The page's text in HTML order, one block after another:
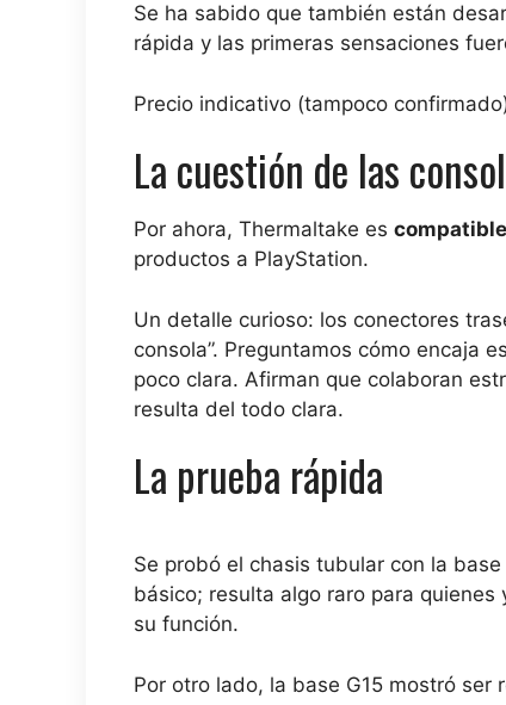
Se ha sabido que también están
rápida y las primeras sensaciones
Precio indicativo (tampoco
La cuestión de las
Por ahora, Thermaltake es
productos a PlayStation.
Un detalle curioso: los conectores
consola”. Preguntamos cómo encaja
poco clara. Afirman que colaboran
resulta del todo clara.
La prueba rápida
Se probó el chasis tubular con la
básico; resulta algo raro para
su función.
Por otro lado, la base G15 mostró ser